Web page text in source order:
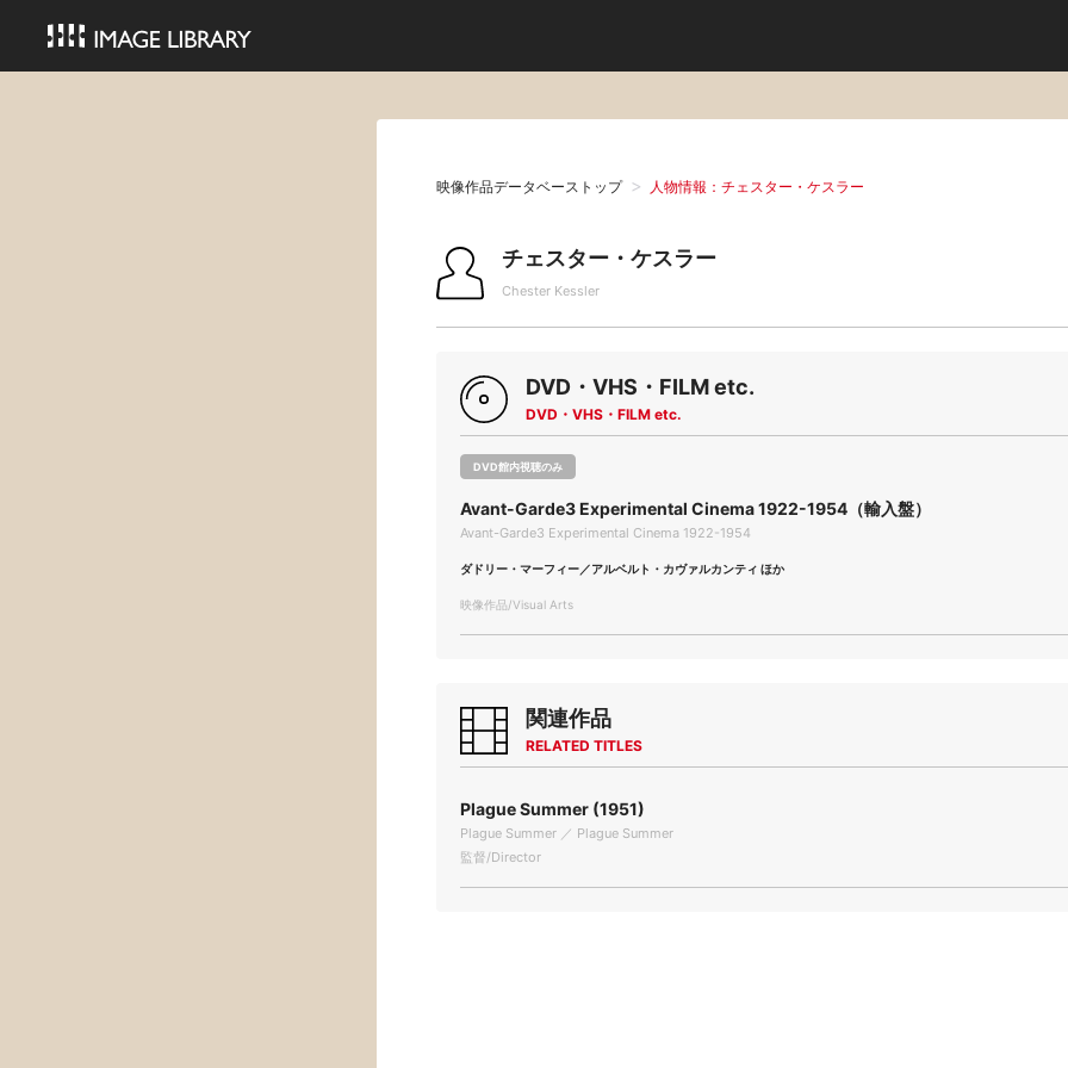
映像作品データベーストップ 人物情報：チェスター・ケスラー
チェスター・ケスラー
Chester Kessler
DVD・VHS・FILM etc.
DVD・VHS・FILM etc.
DVD館内視聴のみ
Avant-Garde3 Experimental Cinema 1922-1954（輸入盤）
Avant-Garde3 Experimental Cinema 1922-1954
ダドリー・マーフィー／アルベルト・カヴァルカンティ ほか
映像作品/Visual Arts
関連作品
RELATED TITLES
Plague Summer (1951)
Plague Summer ／ Plague Summer
監督/Director